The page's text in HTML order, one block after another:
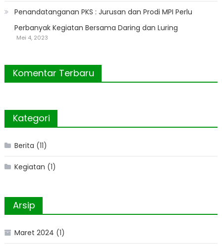
Penandatanganan PKS : Jurusan dan Prodi MPI Perlu
Perbanyak Kegiatan Bersama Daring dan Luring
Mei 4, 2023
Komentar Terbaru
Kategori
Berita (11)
Kegiatan (1)
Arsip
Maret 2024 (1)